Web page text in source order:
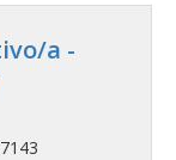
a -